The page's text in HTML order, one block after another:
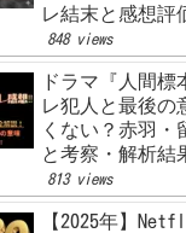
レ結末と感想評
あらすじ徹底考察
【Netflix】
848 views
ドラマ『人間標
レ犯人と最後の
くない？赤羽・
と考察・解析結
えあらすじ
813 views
【2025年】